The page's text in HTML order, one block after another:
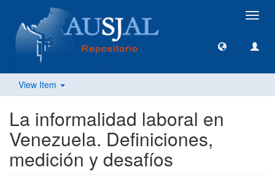
View Item
La informalidad laboral en
Venezuela. Definiciones,
medición y desafíos